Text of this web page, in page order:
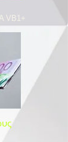
VB1+